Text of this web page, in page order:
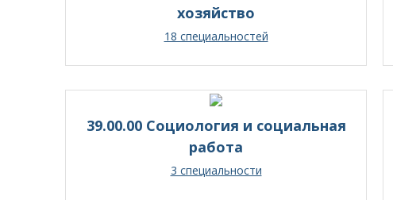
хозяйство
18 специальностей
39.00.00 Социология и социальная
работа
3 специальности